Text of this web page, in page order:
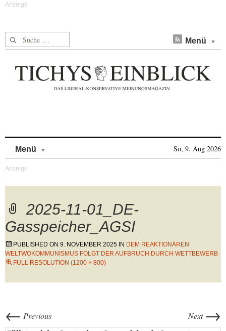
Suche nach: Menü
Menü So, 9. Aug 2026
2025-11-01_DE-
Gasspeicher_AGSI
PUBLISHED ON 9. NOVEMBER 2025 IN DEM REAKTIONÄREN
WELTWOKOMMUNISMUS FOLGT DER AUFBRUCH DURCH WETTBEWERB
FULL RESOLUTION (1200 × 800)
← Previous Next →